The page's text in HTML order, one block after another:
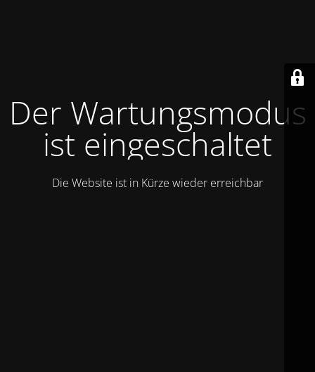
Der Wartungsmodus
ist eingeschaltet
Die Website ist in Kürze wieder erreichbar